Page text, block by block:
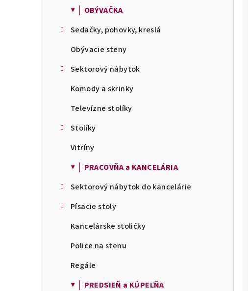
▼ │ OBÝVAČKA
Sedačky, pohovky, kreslá
Obývacie steny
Sektorový nábytok
Komody a skrinky
Televízne stolíky
Stolíky
Vitríny
▼ │ PRACOVŇA a KANCELÁRIA
Sektorový nábytok do kancelárie
Písacie stoly
Kancelárske stoličky
Police na stenu
Regále
▼ │ PREDSIEŇ a KÚPEĽŇA